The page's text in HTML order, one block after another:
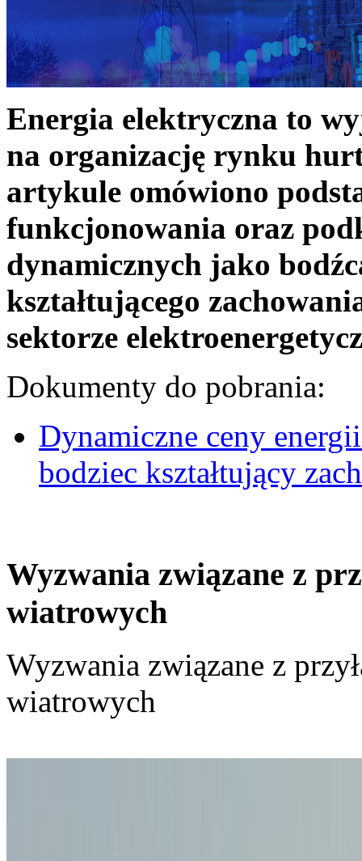
Energia elektryczna to
na organizację rynku
artykule omówiono
funkcjonowania oraz
dynamicznych jako
kształtującego
sektorze
Dokumenty do pobrania:
Dynamiczne ceny
bodziec kształtujący
Wyzwania związane z
wiatrowych
Wyzwania związane z
wiatrowych